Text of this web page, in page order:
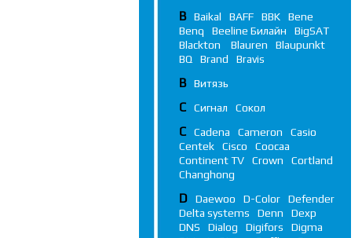
B Baikal BAFF BBK
Bene
Benq
Beeline Билайн
BigSAT
Blackton
Blauren
Blaupunkt
BQ
Brand Bravis
В Витязь
С Сигнал Сокол
C Cadena Cameron
Casio
Centek
Cisco
Coocaa
Continent TV
Crown
Cortland
Changhong
D Daewoo D-Color
Defender
Delta systems
Denn
Dexp
DNS
Dialog Digifors
Digma